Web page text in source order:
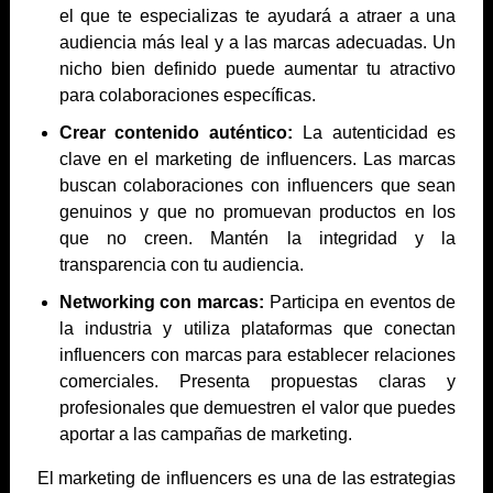
el que te especializas te ayudará a atraer a una
audiencia más leal y a las marcas adecuadas. Un
nicho bien definido puede aumentar tu atractivo
para colaboraciones específicas.
Crear contenido auténtico: La autenticidad es
clave en el marketing de influencers. Las marcas
buscan colaboraciones con influencers que sean
genuinos y que no promuevan productos en los
que no creen. Mantén la integridad y la
transparencia con tu audiencia.
Networking con marcas: Participa en eventos de
la industria y utiliza plataformas que conectan
influencers con marcas para establecer relaciones
comerciales. Presenta propuestas claras y
profesionales que demuestren el valor que puedes
aportar a las campañas de marketing.
El marketing de influencers es una de las estrategias